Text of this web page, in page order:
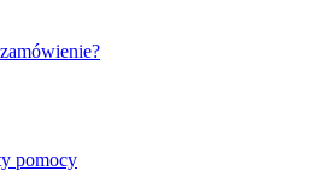
pomocy